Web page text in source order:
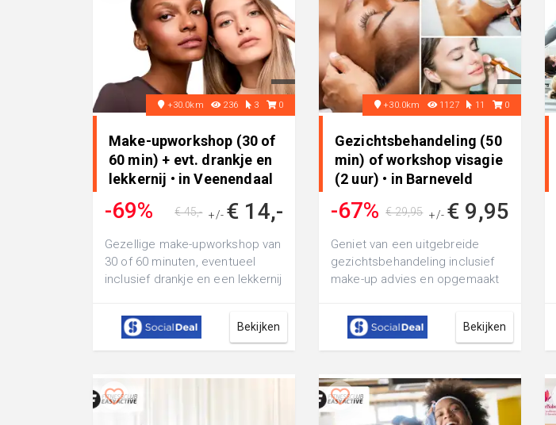
+30.0km 236 3 0
Make-upworkshop (30 of
60 min) + evt. drankje en
lekkernij • in Veenendaal
-69% +/- € 14,-
€ 45,-
Gezellige make-upworkshop van
30 of 60 minuten, eventueel
inclusief drankje en een lekkernij
Bekijken
+30.0km 1127 11 0
Gezichtsbehandeling (50
min) of workshop visagie
(2 uur) • in Barneveld
-67% +/- € 9,95
€ 29,95
Geniet van een uitgebreide
gezichtsbehandeling inclusief
make-up advies en opgemaakt
ReFaceMe Barne...
Bekijken